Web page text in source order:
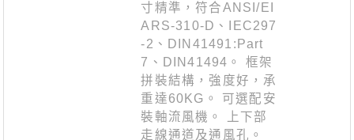
寸精準，符合ANSI/EI
ARS-310-D、IEC297
-2、DIN41491:Part
7、DIN41494。 框架
拼裝結構，強度好，承
重達60KG。 可選配安
裝軸流風機。 上下部
走線通道及通風孔。